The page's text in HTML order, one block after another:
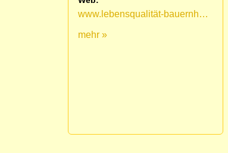
www.lebensqualität-bauernhof.at
mehr »